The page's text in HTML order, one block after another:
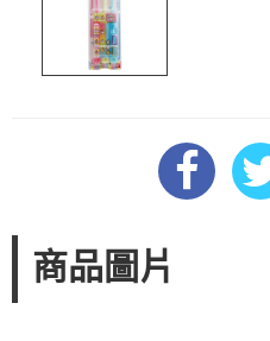
商品圖片